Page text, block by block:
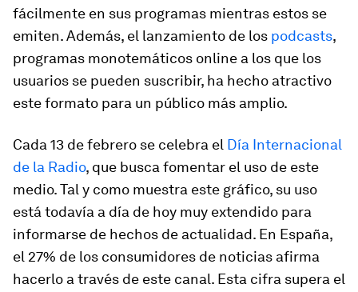
fácilmente en sus programas mientras estos se
emiten. Además, el lanzamiento de los podcasts,
programas monotemáticos online a los que los
usuarios se pueden suscribir, ha hecho atractivo
este formato para un público más amplio.
Cada 13 de febrero se celebra el Día Internacional
de la Radio, que busca fomentar el uso de este
medio. Tal y como muestra este gráfico, su uso
está todavía a día de hoy muy extendido para
informarse de hechos de actualidad. En España,
el 27% de los consumidores de noticias afirma
hacerlo a través de este canal. Esta cifra supera el